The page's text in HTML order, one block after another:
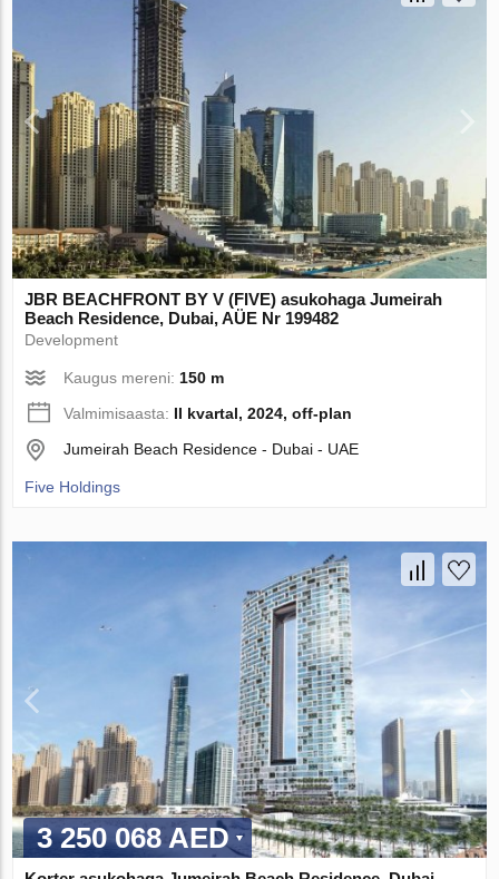
JBR BEACHFRONT BY V (FIVE) asukohaga Jumeirah
Beach Residence, Dubai, AÜE Nr 199482
Development
Kaugus mereni: 150 m
Valmimisaasta: II kvartal, 2024, off-plan
Jumeirah Beach Residence - Dubai - UAE
Five Holdings
3 250 068 AED